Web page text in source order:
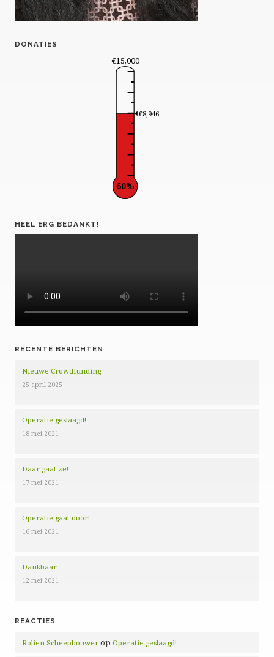
DONATIES
€15,000
€8,946
60%
HEEL ERG BEDANKT!
RECENTE BERICHTEN
Nieuwe Crowdfunding
25 april 2025
Operatie geslaagd!
18 mei 2021
Daar gaat ze!
17 mei 2021
Operatie gaat door!
16 mei 2021
Dankbaar
12 mei 2021
REACTIES
Rolien Scheepbouwer op Operatie geslaagd!